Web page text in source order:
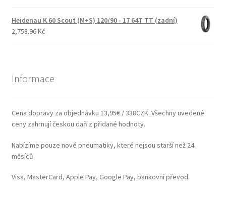
Heidenau K 60 Scout (M+S) 120/90 - 17 64T TT (zadní)
2,758.96 Kč
Informace
Cena dopravy za objednávku 13,95€ / 338CZK. Všechny uvedené
ceny zahrnují českou daň z přidané hodnoty.
Nabízíme pouze nové pneumatiky, které nejsou starší než 24
měsíců.
Visa, MasterCard, Apple Pay, Google Pay, bankovní převod.